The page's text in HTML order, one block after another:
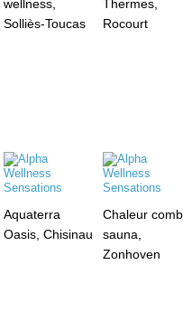
wellness,
Solliès-Toucas
Thermes,
Rocourt
Aquaterra
Oasis, Chisinau
Chaleur
sauna,
Zonhoven